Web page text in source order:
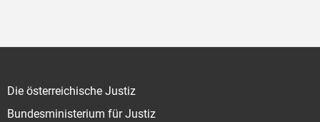
Die österreichische Justiz
Bundesministerium für Justiz